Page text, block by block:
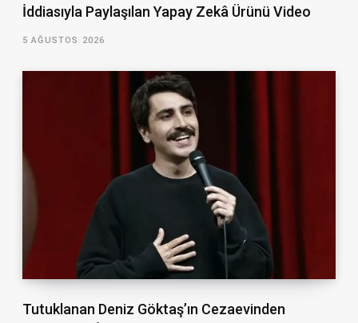
İddiasıyla Paylaşılan Yapay Zekâ Ürünü Video
5 AĞUSTOS 2026
Tutuklanan Deniz Göktaş’ın Cezaevinden